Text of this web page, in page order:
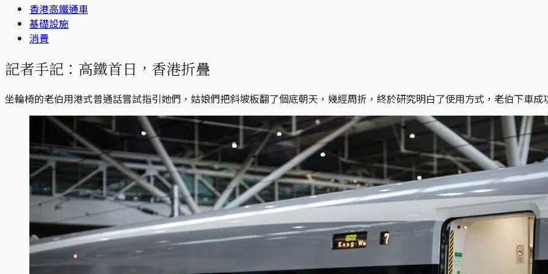
香港高鐵通車
基礎設施
消費
記者手記：高鐵首日，香港折疊
坐輪椅的老伯用港式普通話嘗試指引她們，姑娘們把斜坡板翻了個底朝天，幾經周折，終於研究明白了使用方式，老伯下車